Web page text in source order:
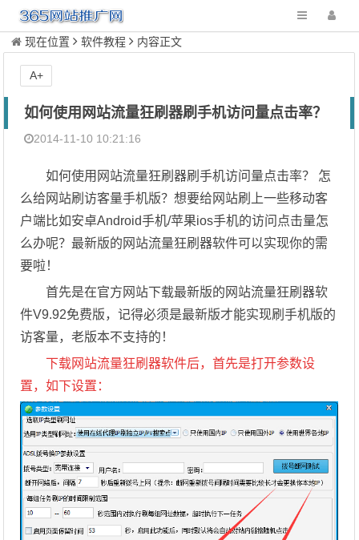
现在位置 软件教程 内容正文
如何使用网站流量狂刷器刷手机访问量点击率？
2014-11-10 10:21:16
如何使用网站流量狂刷器刷手机访问量点击率？ 怎
么给网站刷访客量手机版？想要给网站刷上一些移动客
户端比如安卓Android手机/苹果ios手机的访问点击量怎
么办呢？最新版的网站流量狂刷器软件可以实现你的需
要啦！
首先是在官方网站下载最新版的网站流量狂刷器软
件V9.92免费版，记得必须是最新版才能实现刷手机版的
访客量，老版本不支持的！
下载网站流量狂刷器软件后，首先是打开参数设
置，如下设置：
A+